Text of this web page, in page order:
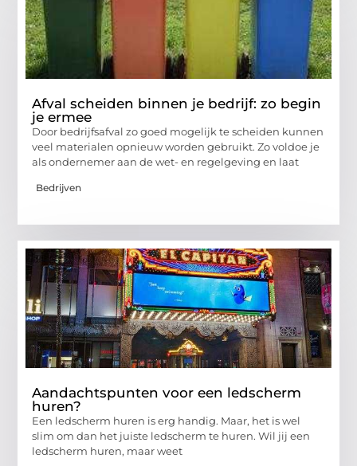
Afval scheiden binnen je bedrijf: zo begin
je ermee
Door bedrijfsafval zo goed mogelijk te scheiden kunnen
veel materialen opnieuw worden gebruikt. Zo voldoe je
als ondernemer aan de wet- en regelgeving en laat
Bedrijven
Aandachtspunten voor een ledscherm
huren?
Een ledscherm huren is erg handig. Maar, het is wel
slim om dan het juiste ledscherm te huren. Wil jij een
ledscherm huren, maar weet